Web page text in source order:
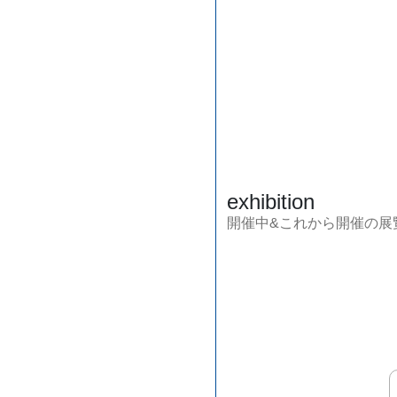
exhibition
開催中&これから開催の展